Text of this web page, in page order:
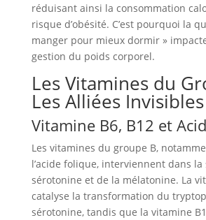
réduisant ainsi la consommation
risque d’obésité. C’est pourquoi la
manger pour mieux dormir »
gestion du poids corporel.
Les Vitamines du
Les Alliées Invisibles
Vitamine B6, B12 et
Les vitamines du groupe B,
l’acide folique, interviennent dans la
sérotonine et de la mélatonine. La
catalyse la transformation du
sérotonine, tandis que la vitamine